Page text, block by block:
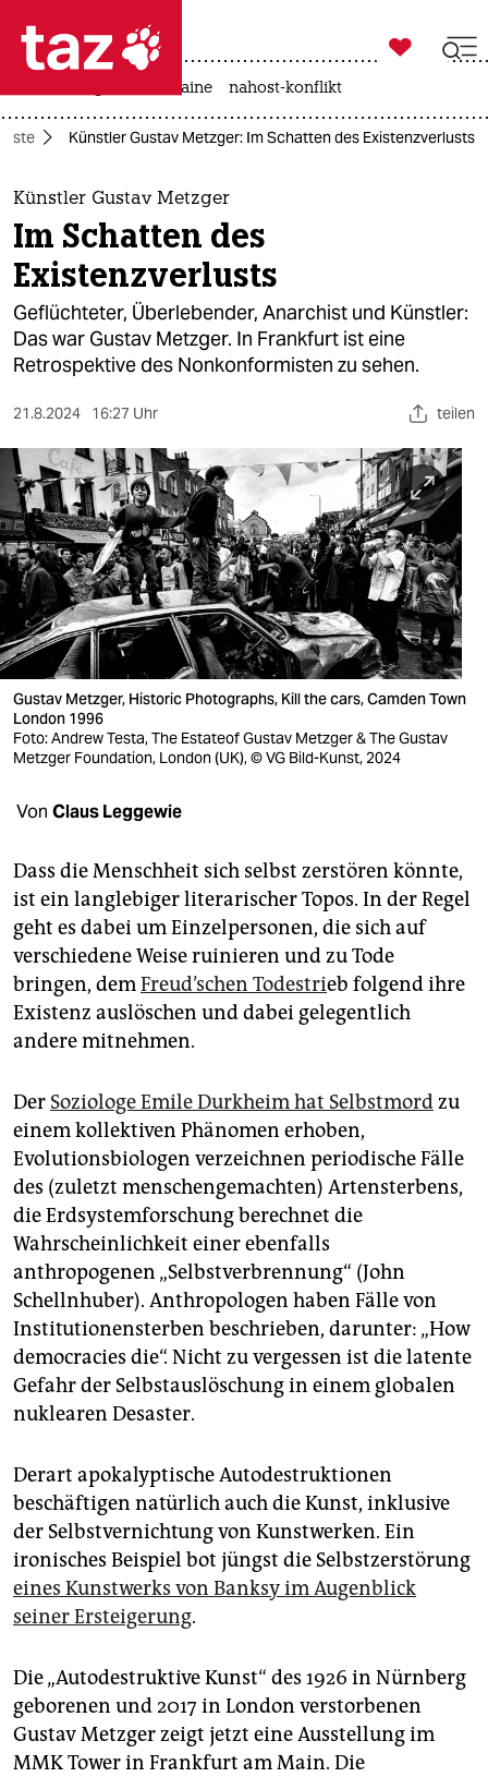
 taz zahl ich
taz zahl ich
themen
politik
öko
gesellschaft
sport
berlin
nord
wahrheit
verlag
verlag
veranstaltungen
shop
fragen & hilfe
abo
genossenschaft
epaper login

taz zahl ich
krieg in der ukraine nahost-konflikt
Künstler Gustav Metzger: Im Schatten des Existenzverlusts
Künstler Gustav Metzger
Im Schatten des
Existenzverlusts
Geflüchteter, Überlebender, Anarchist und Künstler:
Das war Gustav Metzger. In Frankfurt ist eine
Retrospektive des Nonkonformisten zu sehen.
21.8.2024 16:27 Uhr teilen
Gustav Metzger, Historic Photographs, Kill the cars, Camden Town
London 1996
Foto: Andrew Testa, The Estateof Gustav Metzger & The Gustav
Metzger Foundation, London (UK), © VG Bild-Kunst, 2024
Von Claus Leggewie
Dass die Menschheit sich selbst zerstören könnte,
ist ein langlebiger literarischer Topos. In der Regel
geht es dabei um Einzelpersonen, die sich auf
verschiedene Weise ruinieren und zu Tode
bringen, demFreud’schen Todestrieb folgend ihre
Existenz auslöschen und dabei gelegentlich
andere mitnehmen.
Der Soziologe Emile Durkheim hat Selbstmordzu
einem kollektiven Phänomen erhoben,
Evolutionsbiologen verzeichnen periodische Fälle
des (zuletzt menschengemachten) Artensterbens,
die Erdsystemforschung berechnet die
Wahrscheinlichkeit einer ebenfalls
anthropogenen „Selbstverbrennung“ (John
Schellnhuber). Anthropologen haben Fälle von
Institutionensterben beschrieben, darunter: „How
democracies die“. Nicht zu vergessen ist die latente
Gefahr der Selbstauslöschung in einem globalen
nuklearen Desaster.
Derart apokalyptische Auto­destruktionen
beschäftigen natürlich auch die Kunst, inklusive
der Selbstvernichtung von Kunstwerken. Ein
ironisches Beispiel bot jüngst die Selbstzerstörung
eines Kunstwerks von Banksy im Augenblick
seiner Ersteigerung.
Die „Autodestruktive Kunst“ des 1926 in Nürnberg
geborenen und 2017 in London verstorbenen
Gustav Metzger zeigt jetzt eine Ausstellung im
MMK Tower in Frankfurt am Main. Die